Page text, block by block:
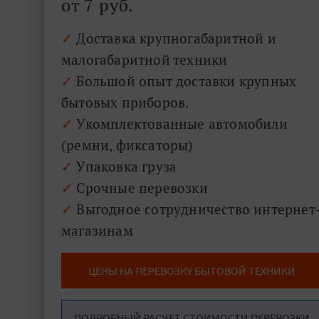
от 7 руб.
✓ Доставка крупногабаритной и
малогабаритной техники
✓ Большой опыт доставки крупных
бытовых приборов.
✓ Укомплектованные автомобили
(ремни, фиксаторы)
✓Упаковка груза
✓ Срочные перевозки
✓ Выгодное сотрудничество
магазинам
ЦЕНЫ НА ПЕРЕВОЗКУ БЫТОВОЙ ТЕХНИКИ